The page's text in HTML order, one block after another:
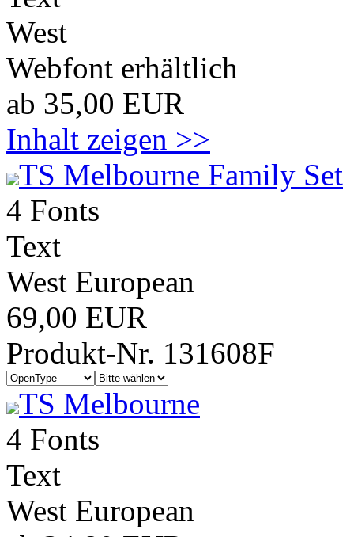
West
Webfont erhältlich
ab 35,00 EUR
Inhalt zeigen >>
TS Melbourne Family Set
4 Fonts
Text
West European
69,00 EUR
Produkt-Nr. 131608F
TS Melbourne
4 Fonts
Text
West European